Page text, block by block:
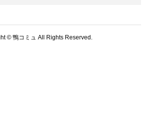
© 鴨コミュ All Rights Reserved.